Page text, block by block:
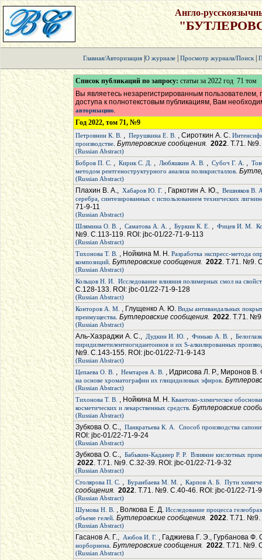
Англо-
Главная/Авторизация| О журнале| Просмотр журнала/Поиск|
Список публикаций по запросу: статьи за 2022 год 71 том
Вы являетесь незарегистрированным
доступа к полнотекстовым публикациям, Вам
авторизацию.
Год 2022, том 71, №9
Петровнин К. В. , Перушкина Е. В. , Сироткин А. С.
производстве. Бутлеровские сообщения. 2022. Т.71. №9.
(Russian Abstract)
Бобров П. С. , Кирик С. Д. , Любяшкин А. В. , Субоч Г. А. ,
методом рентгеноструктурного анализа поликристаллов.
(Russian Abstract)
Плахин В. А., Хабаров Ю. Г. , Гаркотин А. Ю., Вешняков В.
серебра, синтезированных с использованием технических
71-9-11
(Russian Abstract)
Шлямина О. В. , Саматова А. А. , Буркин К. Е. , Фицев И. М.
№9. С.113-119. ROI: jbc-01/22-71-9-113
(Russian Abstract)
Тихонова Т. В. , Нойкина М. Н. Разработка экспресс-метода
композиций. Бутлеровские сообщения. 2022. Т.71. №9.
(Russian Abstract)
Кольцов Н. И.
Исследование влияния полимерных смол на
С.128-133. ROI: jbc-01/22-71-9-128
(Russian Abstract)
Конторов А. М. , Глущенко А. Ю. Виды антивандальных
преимущества. Бутлеровские сообщения. 2022. Т.71.
(Russian Abstract)
Аль-Хазраджи А. С., Дудкин И. Ю. , Финько А. В. ,
пиридилметилентиогидантоинов и их S-алкилированных
№9. С.143-155. ROI: jbc-01/22-71-9-143
(Russian Abstract)
Цепаева О. В. , Немтарев А. В. , Идрисова Л. Р., Миронов
на основе хроматографии их глицидиловых эфиров.
(Russian Abstract)
Тихонова Т. В. , Нойкина М. Н. Квантово-химическое
косметических и лекарственных средств. Бутлеровские
(Russian Abstract)
Зубкова О. С., Панкратьева К. А. Способ производства
ROI: jbc-01/22-71-9-24
(Russian Abstract)
Зубкова О. С., Бабыкин-Каданер Р. Р. Влияние кислотных
2022. Т.71. №9. С.32-39. ROI: jbc-01/22-71-9-32
(Russian Abstract)
Столярова П. С. , Буранбаева М. М. , Карпов А. Б. Пути
сообщения. 2022. Т.71. №9. С.40-46. ROI: jbc-01/22-71-
(Russian Abstract)
Шумова Н. В. , Волкова Е. Д. Исследование процесса
объеме гелей. Бутлеровские сообщения. 2022. Т.71. №9.
(Russian Abstract)
Гасанов А. Г., Аюбов И. Г. , Гаджиева Г. Э., Гурбанова
норборнена. Бутлеровские сообщения. 2022. Т.71. №9.
(Russian Abstract)